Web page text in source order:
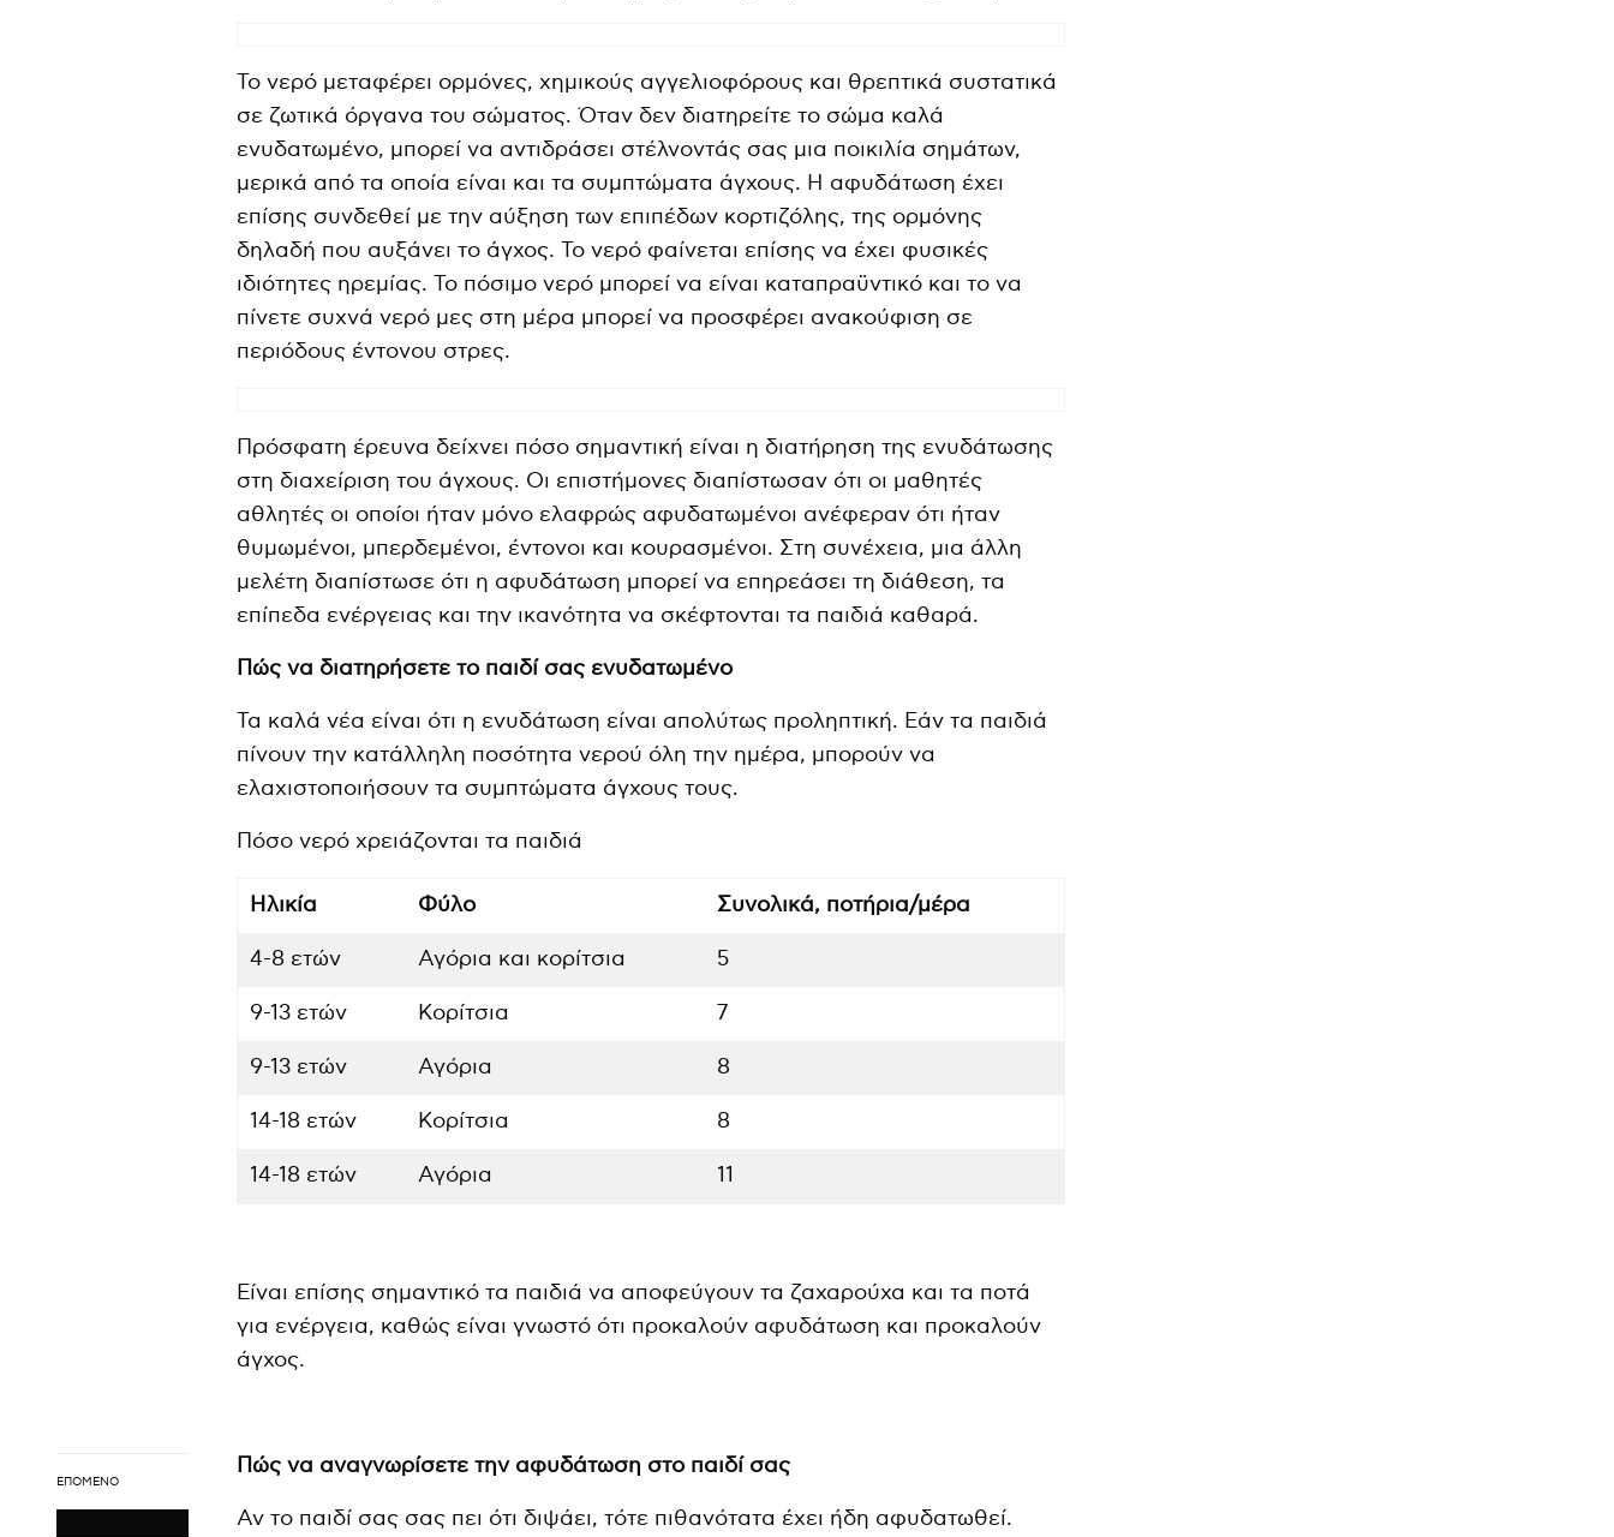
ΕΠΌΜΕΝΟ
Το νερό μεταφέρει ορμόνες, χημικούς αγγελιοφόρους και θρεπτικά συστατικά
σε ζωτικά όργανα του σώματος. Όταν δεν διατηρείτε το σώμα καλά
ενυδατωμένο, μπορεί να αντιδράσει στέλνοντάς σας μια ποικιλία σημάτων,
μερικά από τα οποία είναι και τα συμπτώματα άγχους. Η αφυδάτωση έχει
επίσης συνδεθεί με την αύξηση των επιπέδων κορτιζόλης, της ορμόνης
δηλαδή που αυξάνει το άγχος. Το νερό φαίνεται επίσης να έχει φυσικές
ιδιότητες ηρεμίας. Το πόσιμο νερό μπορεί να είναι καταπραϋντικό και το να
πίνετε συχνά νερό μες στη μέρα μπορεί να προσφέρει ανακούφιση σε
περιόδους έντονου στρες.
Πρόσφατη έρευνα δείχνει πόσο σημαντική είναι η διατήρηση της ενυδάτωσης
στη διαχείριση του άγχους. Οι επιστήμονες διαπίστωσαν ότι οι μαθητές
αθλητές οι οποίοι ήταν μόνο ελαφρώς αφυδατωμένοι ανέφεραν ότι ήταν
θυμωμένοι, μπερδεμένοι, έντονοι και κουρασμένοι. Στη συνέχεια, μια άλλη
μελέτη διαπίστωσε ότι η αφυδάτωση μπορεί να επηρεάσει τη διάθεση, τα
επίπεδα ενέργειας και την ικανότητα να σκέφτονται τα παιδιά καθαρά.
Πώς να διατηρήσετε το παιδί σας ενυδατωμένο
Τα καλά νέα είναι ότι η ενυδάτωση είναι απολύτως προληπτική. Εάν τα παιδιά
πίνουν την κατάλληλη ποσότητα νερού όλη την ημέρα, μπορούν να
ελαχιστοποιήσουν τα συμπτώματα άγχους τους.
Πόσο νερό χρειάζονται τα παιδιά
Ηλικία Φύλο Συνολικά, ποτήρια/μέρα
4-8 ετών Αγόρια και κορίτσια 5
9-13 ετών Κορίτσια 7
9-13 ετών Αγόρια 8
14-18 ετών Κορίτσια 8
14-18 ετών Αγόρια 11
Είναι επίσης σημαντικό τα παιδιά να αποφεύγουν τα ζαχαρούχα και τα ποτά
για ενέργεια, καθώς είναι γνωστό ότι προκαλούν αφυδάτωση και προκαλούν
άγχος.
Πώς να αναγνωρίσετε την αφυδάτωση στο παιδί σας
Αν το παιδί σας σας πει ότι διψάει, τότε πιθανότατα έχει ήδη αφυδατωθεί.